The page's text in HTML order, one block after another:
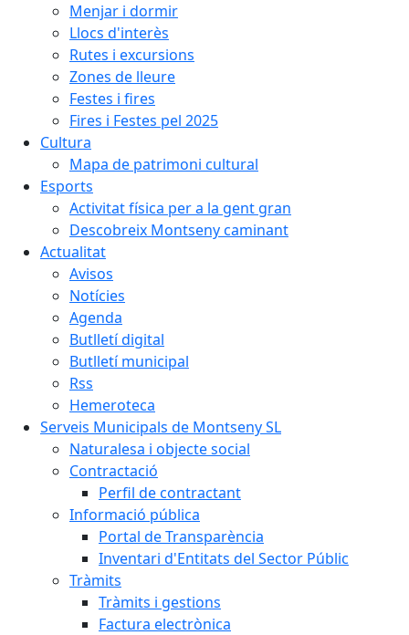
Menjar i dormir
Llocs d'interès
Rutes i excursions
Zones de lleure
Festes i fires
Fires i Festes pel 2025
Cultura
Mapa de patrimoni cultural
Esports
Activitat física per a la gent gran
Descobreix Montseny caminant
Actualitat
Avisos
Notícies
Agenda
Butlletí digital
Butlletí municipal
Rss
Hemeroteca
Serveis Municipals de Montseny SL
Naturalesa i objecte social
Contractació
Perfil de contractant
Informació pública
Portal de Transparència
Inventari d'Entitats del Sector Públic
Tràmits
Tràmits i gestions
Factura electrònica